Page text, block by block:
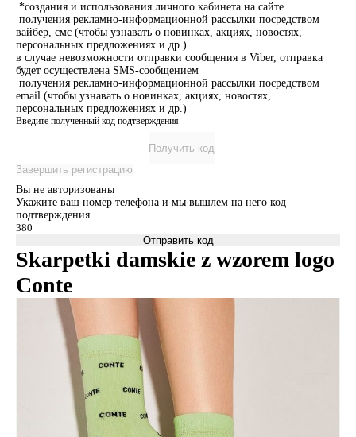
*создания и использования личного кабинета на сайте
получения рекламно-информационной рассылки посредством
вайбер, смс (чтобы узнавать о новинках, акциях, новостях,
персональных предложениях и др.)
в случае невозможности отправки сообщения в Viber, отправка
будет осуществлена SMS-сообщением
получения рекламно-информационной рассылки посредством
email (чтобы узнавать о новинках, акциях, новостях,
персональных предложениях и др.)
Введите полученный код подтверждения
Получить код
Завершить регистрацию
Вы не авторизованы
Укажите ваш номер телефона и мы вышлем на него код
подтверждения.
Отправить код
Skarpetki damskie z wzorem logo
Conte